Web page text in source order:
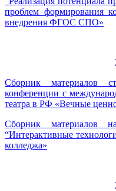
проблем формирования
внедрения ФГОС СПО»
Сборник материалов
конференции с
театра в РФ «Вечные
Сборник материалов
“Интерактивные
колледжа»